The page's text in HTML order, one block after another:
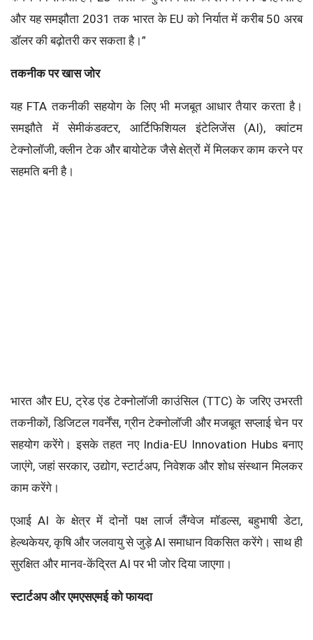
और यह समझौता 2031 तक भारत के EU को निर्यात में करीब 50 अरब
डॉलर की बढ़ोतरी कर सकता है।”
तकनीक पर खास जोर
यह FTA तकनीकी सहयोग के लिए भी मजबूत आधार तैयार करता है।
समझौते में सेमीकंडक्टर, आर्टिफिशियल इंटेलिजेंस (AI), क्वांटम
टेक्नोलॉजी, क्लीन टेक और बायोटेक जैसे क्षेत्रों में मिलकर काम करने पर
सहमति बनी है।
भारत और EU, ट्रेड एंड टेक्नोलॉजी काउंसिल (TTC) के जरिए उभरती
तकनीकों, डिजिटल गवर्नेंस, ग्रीन टेक्नोलॉजी और मजबूत सप्लाई चेन पर
सहयोग करेंगे। इसके तहत नए India-EU Innovation Hubs बनाए
जाएंगे, जहां सरकार, उद्योग, स्टार्टअप, निवेशक और शोध संस्थान मिलकर
काम करेंगे।
एआई AI के क्षेत्र में दोनों पक्ष लार्ज लैंग्वेज मॉडल्स, बहुभाषी डेटा,
हेल्थकेयर, कृषि और जलवायु से जुड़े AI समाधान विकसित करेंगे। साथ ही
सुरक्षित और मानव-केंद्रित AI पर भी जोर दिया जाएगा।
स्टार्टअप और एमएसएमई को फायदा